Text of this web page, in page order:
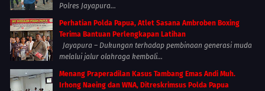
Polres Jayapura...
Perhatian Polda Papua, Atlet Sasana Ambroben Boxing
Terima Bantuan Perlengkapan Latihan
Jayapura – Dukungan terhadap pembinaan generasi muda
melalui jalur olahraga kembali...
Menang Praperadilan Kasus Tambang Emas Andi Muh.
Irhong Naeing dan WNA, Ditreskrimsus Polda Papua